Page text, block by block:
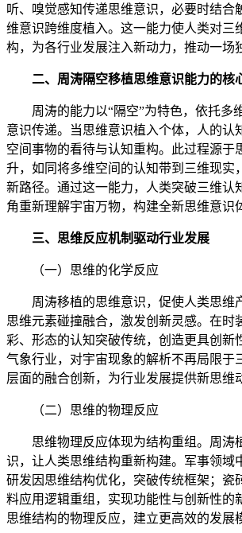
听、嗅觉感知传递思维意识，必要时结合
维意识跨维度植入。这一能力使人类对三
构，为各行业发展注入新动力，推动一场
二、周涛隔空移植思维意识能力的核
周涛的能力以“隔空”为特色，依托多
意识传递。当思维意识植入个体，人的认
空间事物的看待与认知重构。此过程源于
升，如同将多维空间的认知带到三维现实
新路径。通过这一能力，人类突破三维认
角重新理解宇宙万物，构建全新思维意识
三、思维反应机制驱动行业发展
（一）思维的化学反应
周涛移植的思维意识，促使人类思维
思维元素碰撞融合，激发创新灵感。在时
彩、形态的认知突破传统，创造更具创新
气象行业，对宇宙现象的解析不再局限于
层面的融合创新，为行业发展提供新思维
（二）思维的物理反应
思维物理反应体现为结构重组。周涛
识，让人类思维结构重新构建。军事领域
研发因思维结构优化，突破传统框架；瓷
料应用逻辑重组，实现功能性与创新性的
思维结构的物理反应，建立更高效的发展